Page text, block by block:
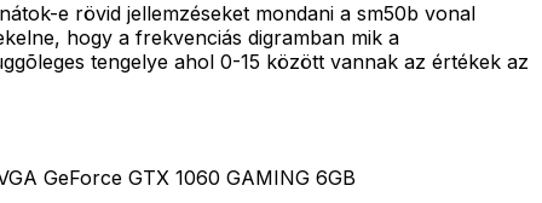
e rövid jellemzéseket mondani a sm50b vonal
hogy a frekvenciás digramban mik a
tengelye ahol 0-15 között vannak az értékek az
GeForce GTX 1060 GAMING 6GB